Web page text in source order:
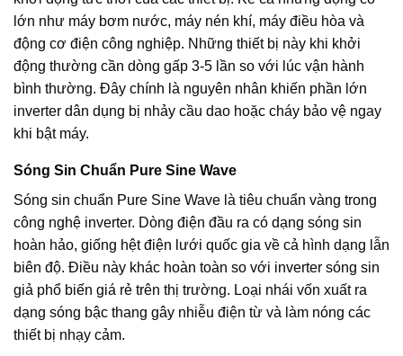
lớn như máy bơm nước, máy nén khí, máy điều hòa và
động cơ điện công nghiệp. Những thiết bị này khi khởi
động thường cần dòng gấp 3-5 lần so với lúc vận hành
bình thường. Đây chính là nguyên nhân khiến phần lớn
inverter dân dụng bị nhảy cầu dao hoặc cháy bảo vệ ngay
khi bật máy.
Sóng Sin Chuẩn Pure Sine Wave
Sóng sin chuẩn Pure Sine Wave là tiêu chuẩn vàng trong
công nghệ inverter. Dòng điện đầu ra có dạng sóng sin
hoàn hảo, giống hệt điện lưới quốc gia về cả hình dạng lẫn
biên độ. Điều này khác hoàn toàn so với inverter sóng sin
giả phổ biến giá rẻ trên thị trường. Loại nhái vốn xuất ra
dạng sóng bậc thang gây nhiễu điện từ và làm nóng các
thiết bị nhạy cảm.